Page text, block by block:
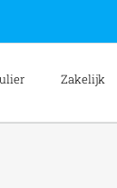
Zakelijk